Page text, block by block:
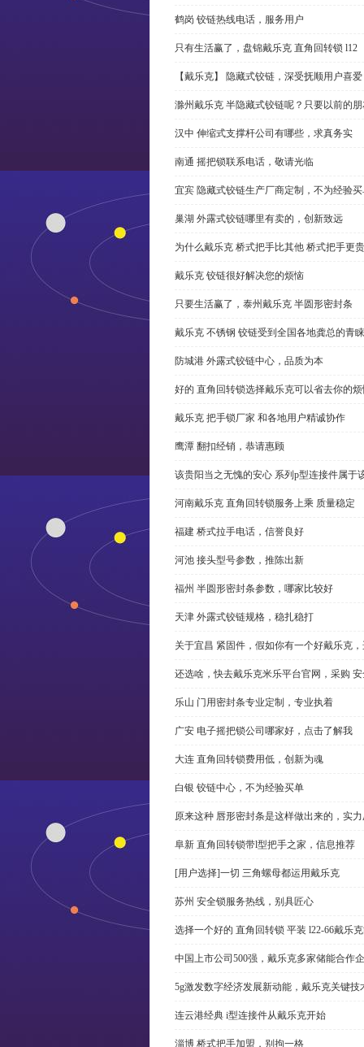
鹤岗 铰链热线电话，服务用户
只有生活赢了，盘锦戴乐克 直角回转锁 l12
【戴乐克】 隐藏式铰链，深受抚顺用户喜
滁州戴乐克 半隐藏式铰链呢？只要以前的
汉中 伸缩式支撑杆公司有哪些，求真务实
南通 摇把锁联系电话，敬请光临
宜宾 隐藏式铰链生产厂商定制，不为经验
巢湖 外露式铰链哪里有卖的，创新致远
为什么戴乐克 桥式把手比其他 桥式把手更
戴乐克 铰链很好解决您的烦恼
只要生活赢了，泰州戴乐克 半圆形密封条
戴乐克 不锈钢 铰链受到全国各地龚总的青睐
防城港 外露式铰链中心，品质为本
好的 直角回转锁选择戴乐克可以省去你的
戴乐克 把手锁厂家 和各地用户精诚协作
鹰潭 翻扣经销，恭请惠顾
该贵阳当之无愧的安心 系列p型连接件属于
河南戴乐克 直角回转锁服务上乘 质量稳定
福建 桥式拉手电话，信誉良好
河池 接头型号参数，推陈出新
福州 半圆形密封条参数，哪家比较好
天津 外露式铰链规格，稳扎稳打
关于宜昌 紧固件，假如你有一个好戴乐克
还选啥，快去戴乐克米乐平台官网，采购
乐山 门用密封条专业定制，专业执着
广安 电子摇把锁公司哪家好，点击了解我
大连 直角回转锁费用低，创新为魂
白银 铰链中心，不为经验买单
原来这种 唇形密封条是这样做出来的，实
阜新 直角回转锁带l型把手之家，信息推荐
[用户选择]一切 三角螺母都运用戴乐克
苏州 安全锁服务热线，别具匠心
选择一个好的 直角回转锁 平装 l22-66戴乐
中国上市公司500强，戴乐克多家储能合作
5g激发数字经济发展新动能，戴乐克关键技
连云港经典 i型连接件从戴乐克开始
淄博 桥式把手加盟，别拘一格